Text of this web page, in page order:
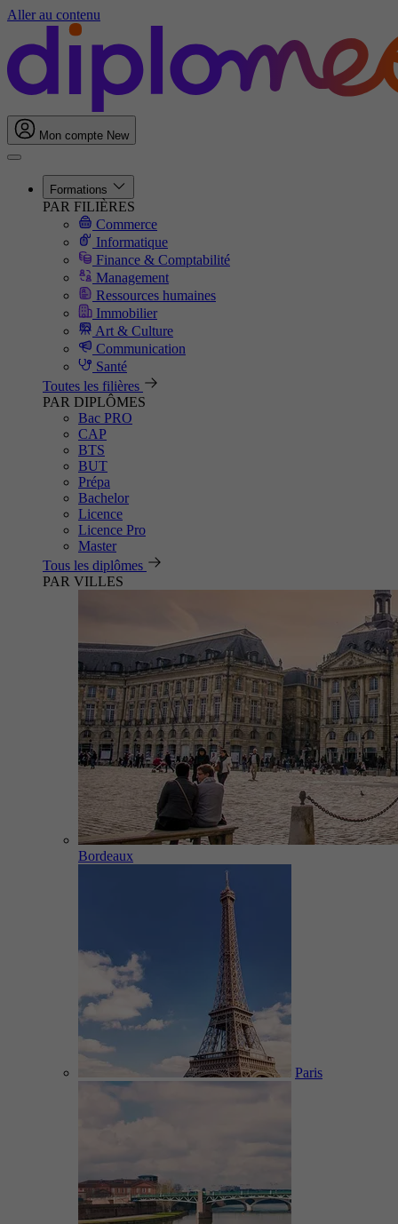
Aller au contenu
Mon compte New
Formations
PAR FILIÈRES
Commerce
Informatique
Finance & Comptabilité
Management
Ressources humaines
Immobilier
Art & Culture
Communication
Santé
Toutes les filières
PAR DIPLÔMES
Bac PRO
CAP
BTS
BUT
Prépa
Bachelor
Licence
Licence Pro
Master
Tous les diplômes
PAR VILLES
Bordeaux
Paris